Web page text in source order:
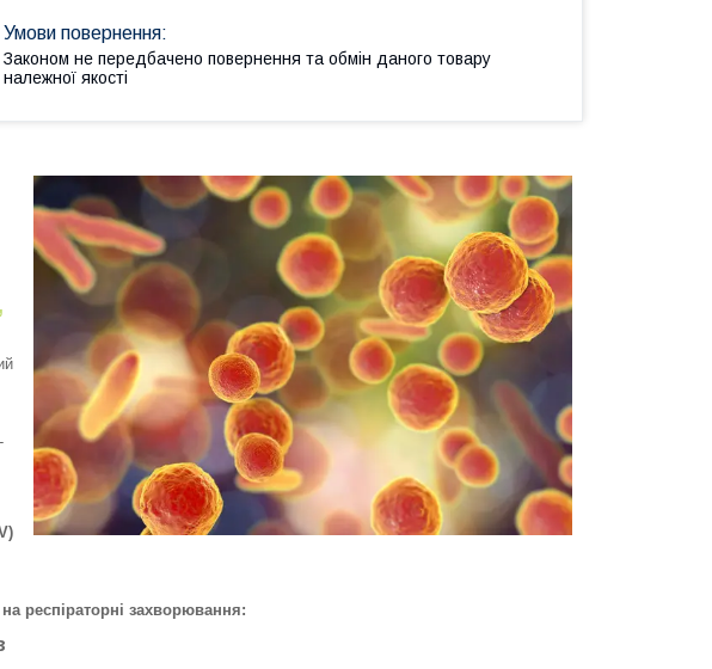
Законом не передбачено повернення та обмін даного товару
належної якості
респіраторні захворювання: